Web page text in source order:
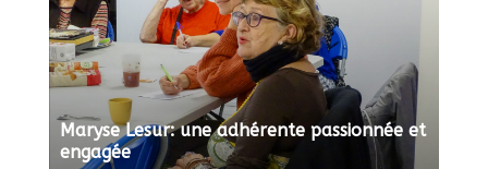
Maryse Lesur: une adhérente passionnée et
engagée